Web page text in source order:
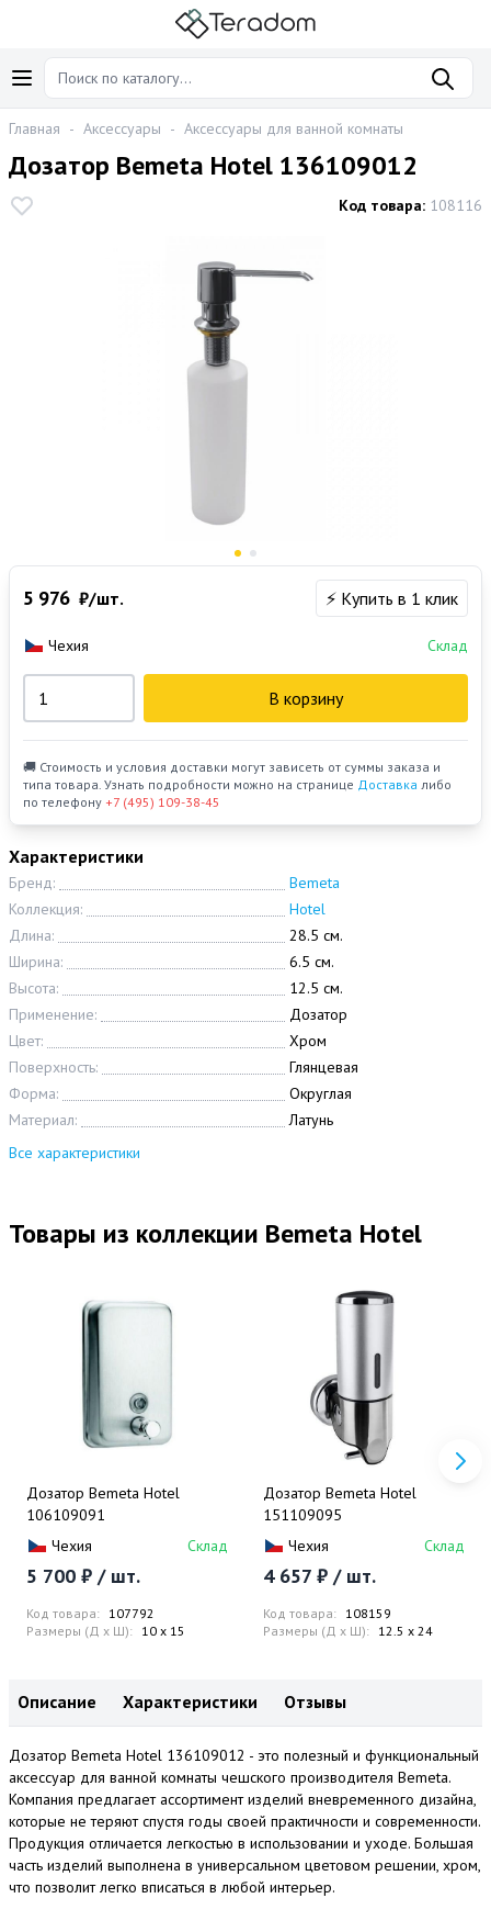
Главная - Аксессуары - Аксессуары для ванной комнаты
Дозатор Bemeta Hotel 136109012
Код товара: 108116
Характеристики
Бренд:
Bemeta
Коллекция:
Hotel
Длина:
28.5 см.
Ширина:
6.5 см.
Высота:
12.5 см.
Применение:
Дозатор
Цвет:
Хром
Поверхность:
Глянцевая
Форма:
Округлая
Материал:
Латунь
Все характеристики
5 976 ₽/шт. ⚡ Купить в 1 клик
Чехия Склад
В корзину
🚚 Стоимость и условия доставки могут зависеть от суммы заказа и
типа товара. Узнать подробности можно на странице Доставка либо
по телефону +7 (495) 109-38-45
Товары из коллекции Bemeta Hotel
Дозатор Bemeta Hotel
106109091
Чехия
Склад
5 700 ₽ / шт.
Код товара: 107792
Размеры (Д x Ш): 10 x 15
Дозатор Bemeta Hotel
151109095
Чехия
Склад
4 657 ₽ / шт.
Код товара: 108159
Размеры (Д x Ш): 12.5 x 24
Описание Характеристики Отзывы
Дозатор Bemeta Hotel 136109012 - это полезный и функциональный
аксессуар для ванной комнаты чешского производителя Bemeta.
Компания предлагает ассортимент изделий вневременного дизайна,
которые не теряют спустя годы своей практичности и современности.
Продукция отличается легкостью в использовании и уходе. Большая
часть изделий выполнена в универсальном цветовом решении, хром,
что позволит легко вписаться в любой интерьер.